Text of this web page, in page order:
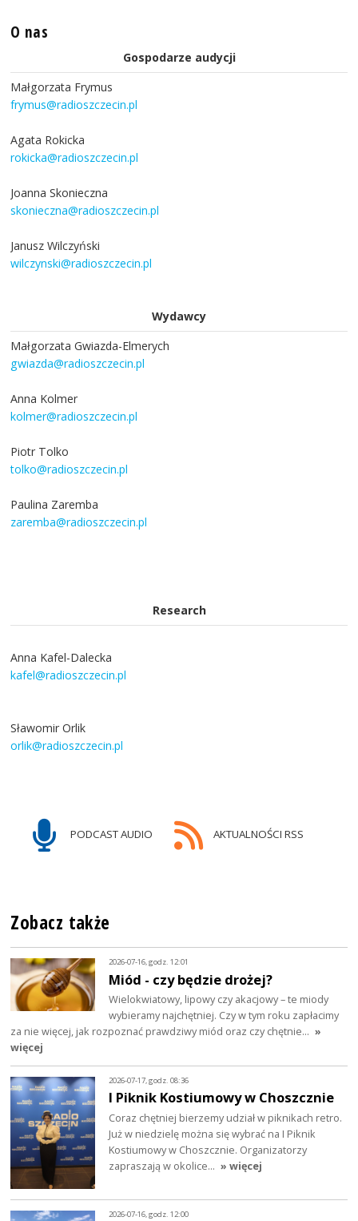
O nas
Gospodarze audycji
Małgorzata Frymus
frymus@radioszczecin.pl
Agata Rokicka
rokicka@radioszczecin.pl
Joanna Skonieczna
skonieczna@radioszczecin.pl
Janusz Wilczyński
wilczynski@radioszczecin.pl
Wydawcy
Małgorzata Gwiazda-Elmerych
gwiazda@radioszczecin.pl
Anna Kolmer
kolmer@radioszczecin.pl
Piotr Tolko
tolko@radioszczecin.pl
Paulina Zaremba
zaremba@radioszczecin.pl
Research
Anna Kafel-Dalecka
kafel@radioszczecin.pl
Sławomir Orlik
orlik@radioszczecin.pl
PODCAST AUDIO AKTUALNOŚCI RSS
Zobacz także
2026-07-16, godz. 12:01
Miód - czy będzie drożej?
Wielokwiatowy, lipowy czy akacjowy – te miody
wybieramy najchętniej. Czy w tym roku zapłacimy
za nie więcej, jak rozpoznać prawdziwy miód oraz czy chętnie… »
więcej
2026-07-17, godz. 08:36
I Piknik Kostiumowy w Choszcznie
Coraz chętniej bierzemy udział w piknikach retro.
Już w niedzielę można się wybrać na I Piknik
Kostiumowy w Choszcznie. Organizatorzy
zapraszają w okolice… » więcej
2026-07-16, godz. 12:00